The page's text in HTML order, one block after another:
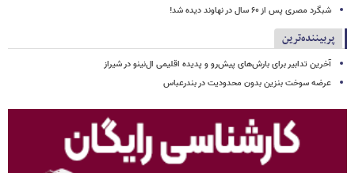
شبگرد مصری پس از ۶۰ سال در نهاوند دیده شد!
پربیننده‌ترین
آخرین تدابیر برای بارش‌های پیش‌رو و پدیده اقلیمی ال‌نینو در شیراز
عرضه سوخت بنزین بدون محدودیت در بندرعباس